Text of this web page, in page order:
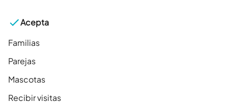
Acepta
Familias
Parejas
Mascotas
Recibir visitas